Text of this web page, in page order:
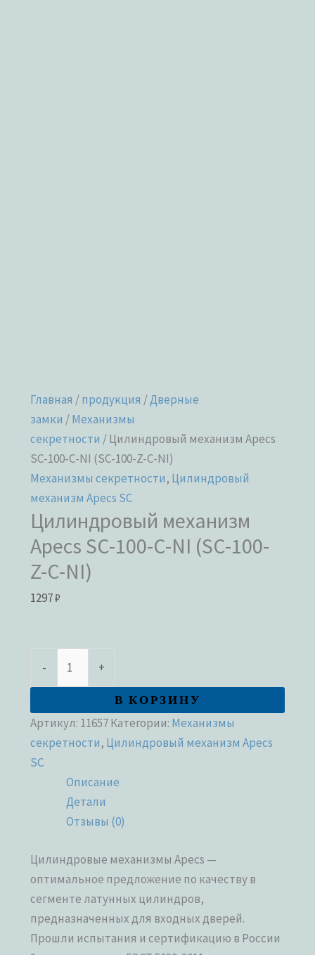
Главная /продукция /Дверные
замки /Механизмы
секретности / Цилиндровый механизм Apecs
SC-100-C-NI (SC-100-Z-C-NI)
Механизмы секретности, Цилиндровый
механизм Apecs SC
Цилиндровый механизм
Apecs SC-100-C-NI (SC-100-
Z-C-NI)
1297₽
- +
В КОРЗИНУ
Артикул: 11657Категории: Механизмы
секретности, Цилиндровый механизм Apecs
SC
Описание
Детали
Отзывы (0)
Цилиндровые механизмы Apecs —
оптимальное предложение по качеству в
сегменте латунных цилиндров,
предназначенных для входных дверей.
Прошли испытания и сертификацию в России